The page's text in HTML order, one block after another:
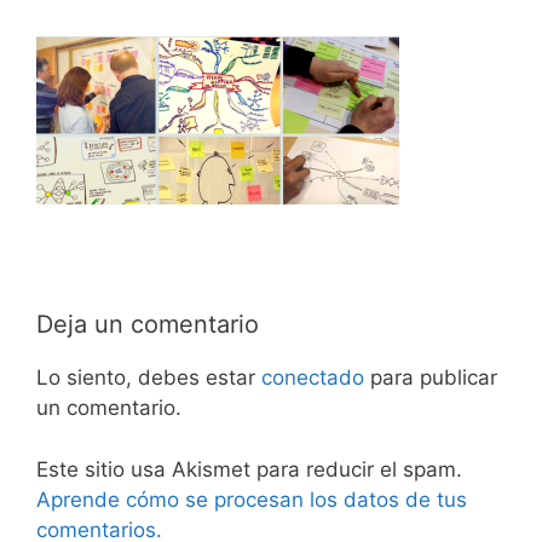
Deja un comentario
Lo siento, debes estar conectado para publicar
un comentario.
Este sitio usa Akismet para reducir el spam.
Aprende cómo se procesan los datos de tus
comentarios.